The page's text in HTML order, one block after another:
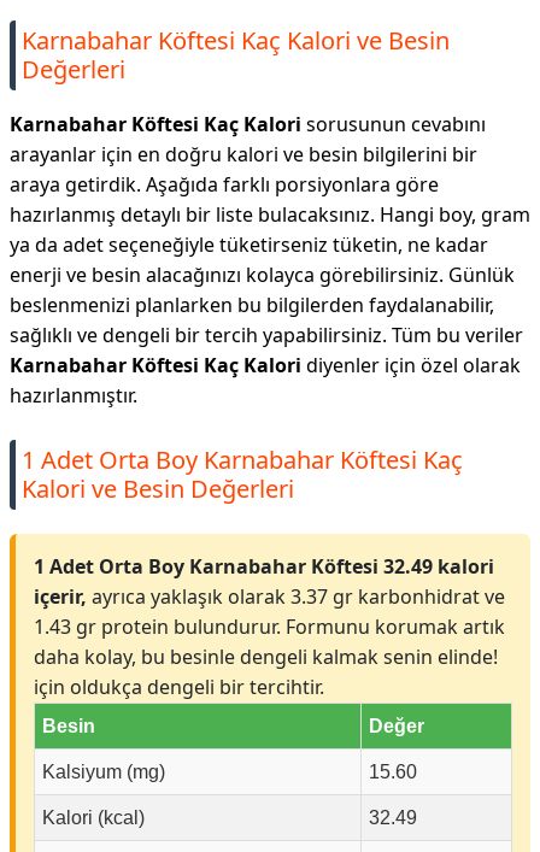
Karnabahar Köftesi Kaç Kalori ve Besin
Değerleri
Karnabahar Köftesi Kaç Kalori sorusunun cevabını
arayanlar için en doğru kalori ve besin bilgilerini bir
araya getirdik. Aşağıda farklı porsiyonlara göre
hazırlanmış detaylı bir liste bulacaksınız. Hangi boy, gram
ya da adet seçeneğiyle tüketirseniz tüketin, ne kadar
enerji ve besin alacağınızı kolayca görebilirsiniz. Günlük
beslenmenizi planlarken bu bilgilerden faydalanabilir,
sağlıklı ve dengeli bir tercih yapabilirsiniz. Tüm bu veriler
Karnabahar Köftesi Kaç Kalori diyenler için özel olarak
hazırlanmıştır.
1 Adet Orta Boy Karnabahar Köftesi Kaç
Kalori ve Besin Değerleri
1 Adet Orta Boy Karnabahar Köftesi 32.49 kalori
içerir, ayrıca yaklaşık olarak 3.37 gr karbonhidrat ve
1.43 gr protein bulundurur. Formunu korumak artık
daha kolay, bu besinle dengeli kalmak senin elinde!
için oldukça dengeli bir tercihtir.
Besin Değer
Kalsiyum (mg) 15.60
Kalori (kcal) 32.49